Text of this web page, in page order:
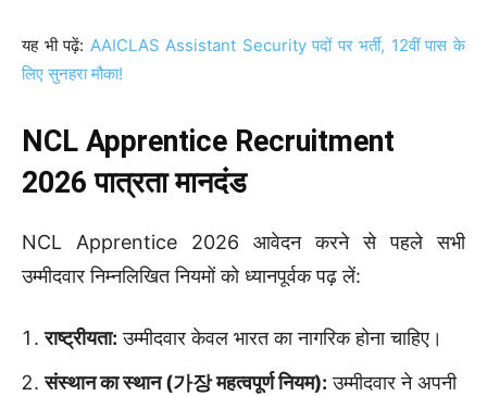
यह भी पढ़ें: AAICLAS Assistant Security पदों पर भर्ती, 12वीं पास के
लिए सुनहरा मौका!
NCL Apprentice Recruitment
2026 पात्रता मानदंड
NCL Apprentice 2026 आवेदन करने से पहले सभी
उम्मीदवार निम्नलिखित नियमों को ध्यानपूर्वक पढ़ लें:
राष्ट्रीयता: उम्मीदवार केवल भारत का नागरिक होना चाहिए।
संस्थान का स्थान (가장 महत्वपूर्ण नियम): उम्मीदवार ने अपनी